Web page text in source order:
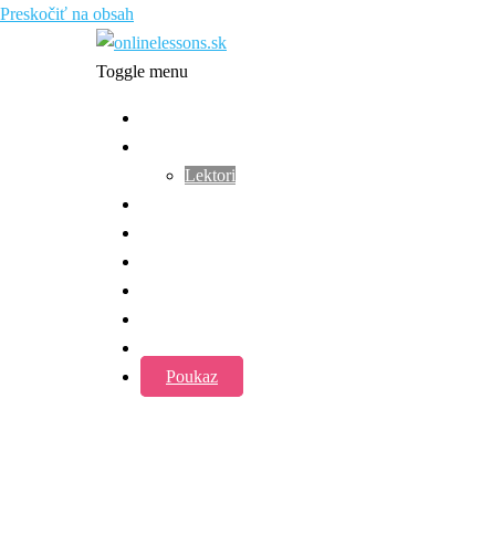
Preskočiť na obsah
Toggle menu
Lektori
Poukaz